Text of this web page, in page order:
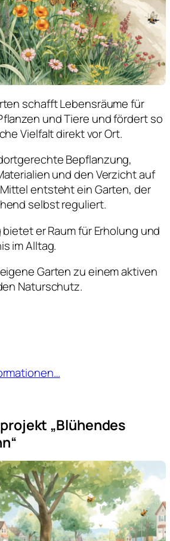
schafft Lebensräume für
und Tiere und fördert so
Vielfalt direkt vor Ort.
Bepflanzung,
und den Verzicht auf
entsteht ein Garten, der
selbst reguliert.
er Raum für Erholung und
im Alltag.
Garten zu einem aktiven
Naturschutz.
„Blühendes